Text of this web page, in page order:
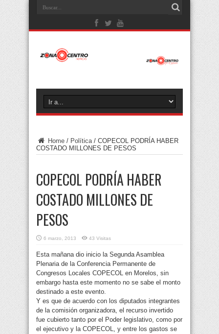
Home / Política / COPECOL PODRÍA HABER
COSTADO MILLONES DE PESOS
COPECOL PODRÍA HABER
COSTADO MILLONES DE
PESOS
6 marzo, 2013 43 Visitas
Esta mañana dio inicio la Segunda Asamblea
Plenaria de la Conferencia Permanente de
Congresos Locales COPECOL en Morelos, sin
embargo hasta este momento no se sabe el monto
destinado a este evento.
Y es que de acuerdo con los diputados integrantes
de la comisión organizadora, el recurso invertido
fue cubierto tanto por el Poder legislativo, como por
el ejecutivo y la COPECOL, y entre los gastos se